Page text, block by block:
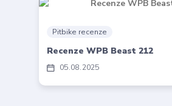
05 08 2025
Pitbike recenze
Recenze WPB Beast 212